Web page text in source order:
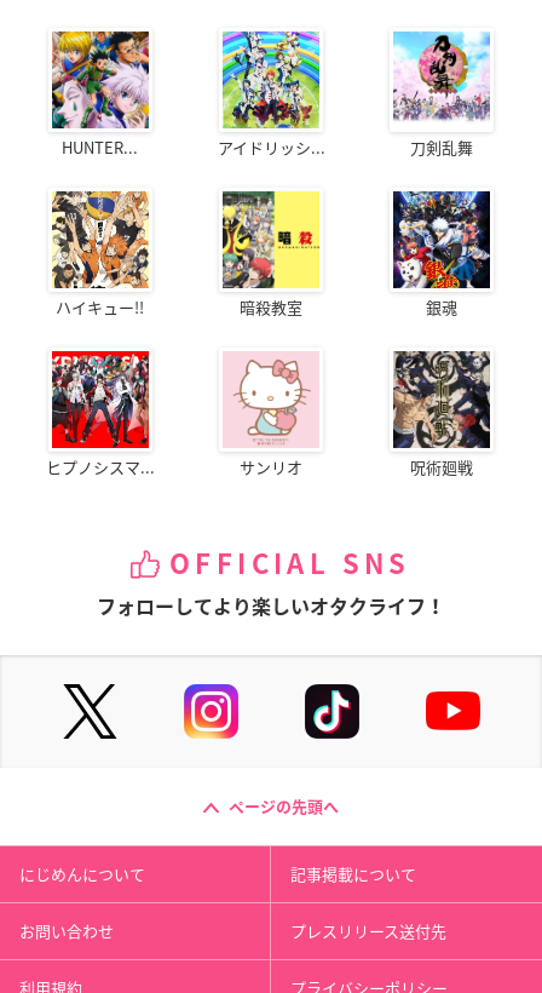
HUNTER... アイドリッシ... 刀剣乱舞
ハイキュー!! 暗殺教室 銀魂
ヒプノシスマ... サンリオ 呪術廻戦
OFFICIAL SNS
フォローしてより楽しいオタクライフ！
ページの先頭へ
にじめんについて 記事掲載について
お問い合わせ プレスリリース送付先
利用規約 プライバシーポリシー